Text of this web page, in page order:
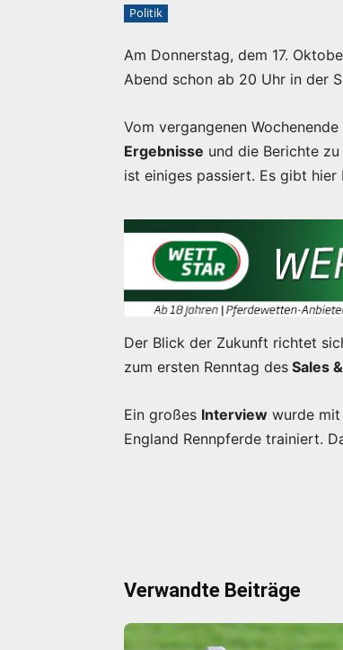
Politik
Am Donnerstag, dem 17.
Abend schon ab 20 Uhr in der
Vom vergangenen
Ergebnisse und die Berichte
ist einiges passiert. Es gibt hier
Der Blick der Zukunft richtet
zum ersten Renntag des Sales
Ein großes Interview wurde mit
England Rennpferde trainiert.
Verwandte Beiträge